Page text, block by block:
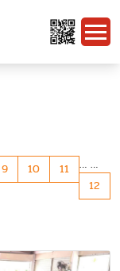
…
9 10
11
12
…